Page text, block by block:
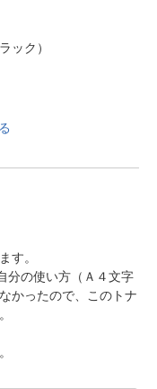
ック）
す。
分の使い方（Ａ４文字
かったので、このトナ